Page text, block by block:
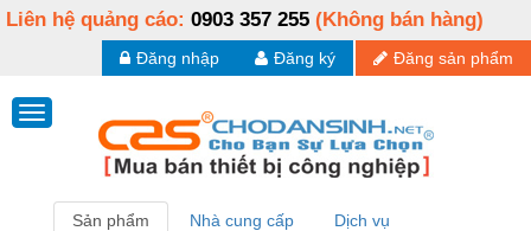
Liên hệ quảng cáo: 0903 357 255 (Không bán hàng)
Đăng sản phẩm
Đăng ký
Đăng nhập
Sản phẩm Nhà cung cấp Dịch vụ